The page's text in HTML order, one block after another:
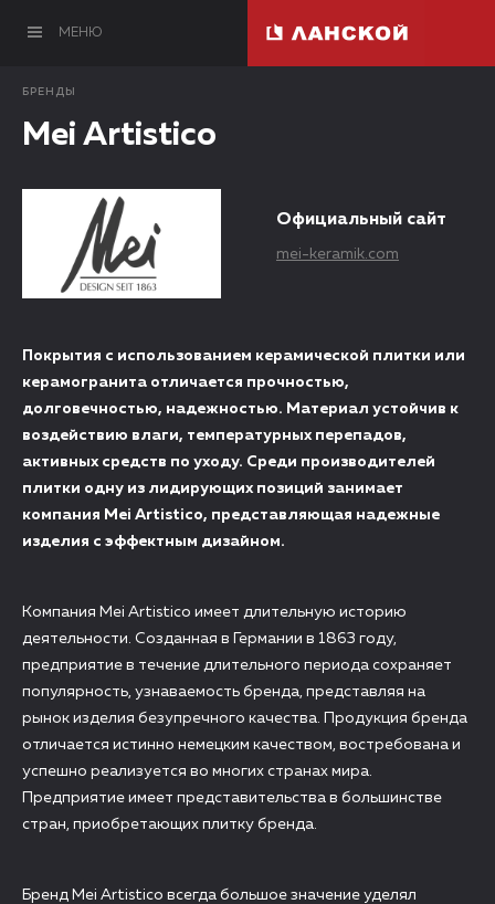
МЕНЮ
БРЕНДЫ
Mei Artistico
Официальный сайт
mei-keramik.com
Покрытия с использованием керамической плитки или
керамогранита отличается прочностью,
долговечностью, надежностью. Материал устойчив к
воздействию влаги, температурных перепадов,
активных средств по уходу. Среди производителей
плитки одну из лидирующих позиций занимает
компания Mei Artistico, представляющая надежные
изделия с эффектным дизайном.
Компания Mei Artistico имеет длительную историю
деятельности. Созданная в Германии в 1863 году,
предприятие в течение длительного периода сохраняет
популярность, узнаваемость бренда, представляя на
рынок изделия безупречного качества. Продукция бренда
отличается истинно немецким качеством, востребована и
успешно реализуется во многих странах мира.
Предприятие имеет представительства в большинстве
стран, приобретающих плитку бренда.
Бренд Mei Artistico всегда большое значение уделял